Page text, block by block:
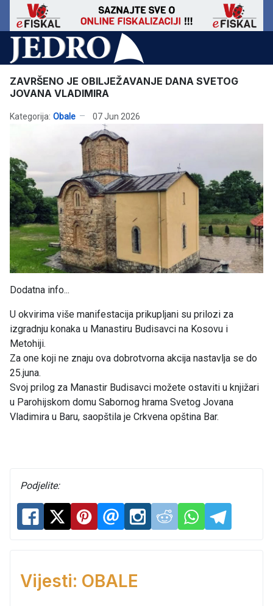
ZAVRŠENO JE OBILJEŽAVANJE DANA SVETOG
JOVANA VLADIMIRA
Kategorija: Obale 07 Jun 2026
Dodatna info...
U okvirima više manifestacija prikupljani su prilozi za
izgradnju konaka u Manastiru Budisavci na Kosovu i
Metohiji.
Za one koji ne znaju ova dobrotvorna akcija nastavlja se do
25.juna.
Svoj prilog za Manastir Budisavci možete ostaviti u knjižari
u Parohijskom domu Sabornog hrama Svetog Jovana
Vladimira u Baru, saopštila je Crkvena opština Bar.
Podjelite:
Vijesti: OBALE